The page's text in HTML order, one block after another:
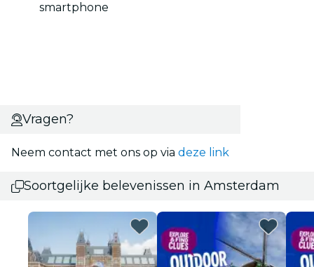
smartphone
Vragen?
Neem contact met ons op via deze link
Soortgelijke belevenissen in Amsterdam